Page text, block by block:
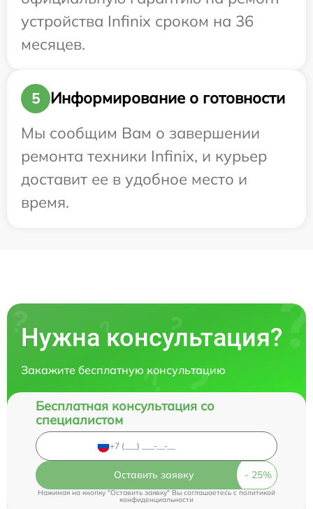
устройства Infinix сроком на 36
месяцев.
5
Информирование о готовности
Мы сообщим Вам о завершении
ремонта техники Infinix, и курьер
доставит ее в удобное место и
время.
Нужна консультация?
Закажите бесплатную консультацию
Бесплатная консультация со
специалистом
Оставить заявку
Нажимая на кнопку "Оставить заявку" Вы соглашаетесь cполитикой
конфиденциальности